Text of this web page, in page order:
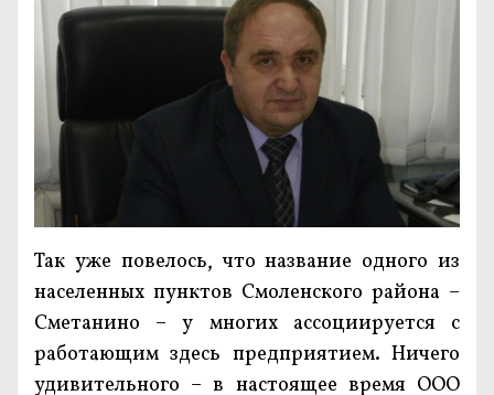
Так уже повелось, что название одного из
населенных пунктов Смоленского района –
Сметанино – у многих ассоциируется с
работающим здесь предприятием. Ничего
удивительного – в настоящее время ООО